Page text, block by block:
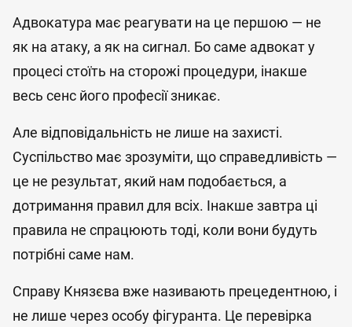
Адвокатура має реагувати на це першою — не
як на атаку, а як на сигнал. Бо саме адвокат у
процесі стоїть на сторожі процедури, інакше
весь сенс його професії зникає.
Але відповідальність не лише на захисті.
Суспільство має зрозуміти, що справедливість —
це не результат, який нам подобається, а
дотримання правил для всіх. Інакше завтра ці
правила не спрацюють тоді, коли вони будуть
потрібні саме нам.
Справу Князєва вже називають прецедентною, і
не лише через особу фігуранта. Це перевірка